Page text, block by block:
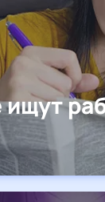
ищут